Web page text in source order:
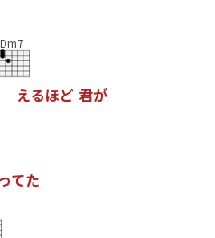
Dm7
えるほど 君が
てた